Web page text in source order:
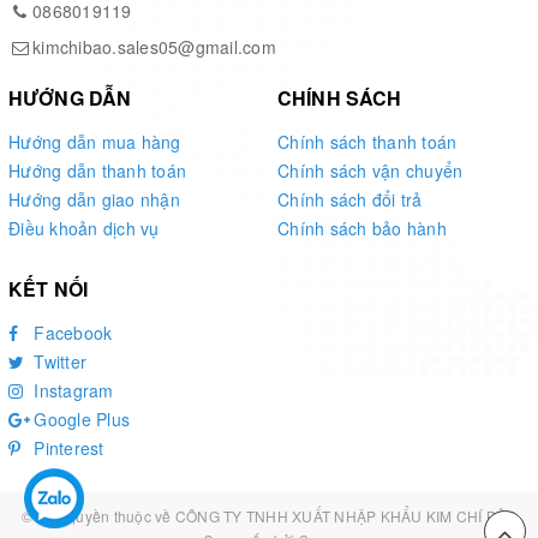
- Kiểm tra tình trạng các bộ phận của máy: Trước
khi bắt đầu công việc, hãy kiểm tra kỹ tất cả các bộ
phận của máy để đảm bảo chúng hoạt động bình
0868019119
kimchibao.sales05@gmail.com
HƯỚNG DẪN
Hướng dẫn mua hàng
Hướng dẫn thanh toán
Hướng dẫn giao nhận
Điều khoản dịch vụ
CHÍNH SÁCH
Chính sách thanh toán
Chính sách vận chuyển
Chính sách đổi trả
Chính sách bảo hành
KẾT NỐI
Facebook
Twitter
Instagram
Google Plus
Pinterest
© Bản quyền thuộc về CÔNG TY TNHH XUẤT NHẬP KHẨU KIM CHÍ BẢO